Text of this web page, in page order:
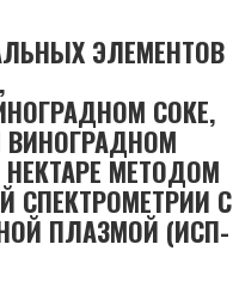
ЭЛЕМЕНТОВ
СОКЕ,
МЕТОДОМ
СПЕКТРОМЕТРИИ С
ПЛАЗМОЙ (ИСП-